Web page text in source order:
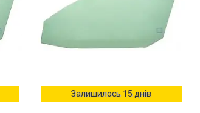
Залишилось 15 днів